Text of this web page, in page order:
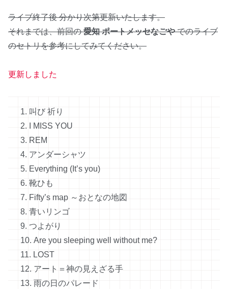
ライブ終了後 分かり次第更新いたします。
それまでは、前回の愛知 ポートメッセなごやでのライブ
のセトリを参考にしてみてください。
更新しました
1. 叫び 祈り
2. I MISS YOU
3. REM
4. アンダーシャツ
5. Everything (It’s you)
6. 靴ひも
7. Fifty’s map ～おとなの地図
8. 青いリンゴ
9. つよがり
10. Are you sleeping well without me?
11. LOST
12. アート＝神の見えざる手
13. 雨の日のパレード